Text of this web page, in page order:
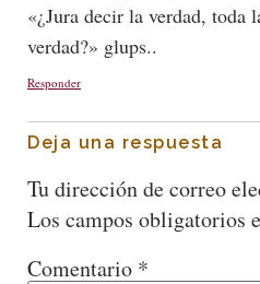
«¿Jura decir la verdad, toda
verdad?» glups..
Responder
Deja una respuesta
Tu dirección de correo
Los campos obligatorios
Comentario *